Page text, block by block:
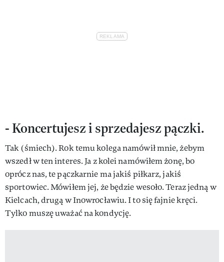
- Koncertujesz i sprzedajesz pączki.
Tak (śmiech). Rok temu kolega namówił mnie, żebym
wszedł w ten interes. Ja z kolei namówiłem żonę, bo
oprócz nas, te pączkarnie ma jakiś piłkarz, jakiś
sportowiec. Mówiłem jej, że będzie wesoło. Teraz jedną w
Kielcach, drugą w Inowrocławiu. I to się fajnie kręci.
Tylko muszę uważać na kondycję.